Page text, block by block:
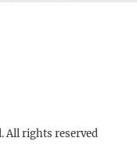
All rights reserved